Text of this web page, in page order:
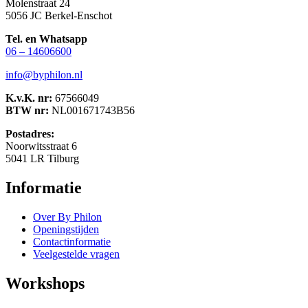
Molenstraat 24
5056 JC Berkel-Enschot
Tel. en Whatsapp
06 – 14606600
info@byphilon.nl
K.v.K. nr: 67566049
BTW nr: NL001671743B56
Postadres:
Noorwitsstraat 6
5041 LR Tilburg
Informatie
Over By Philon
Openingstijden
Contactinformatie
Veelgestelde vragen
Workshops